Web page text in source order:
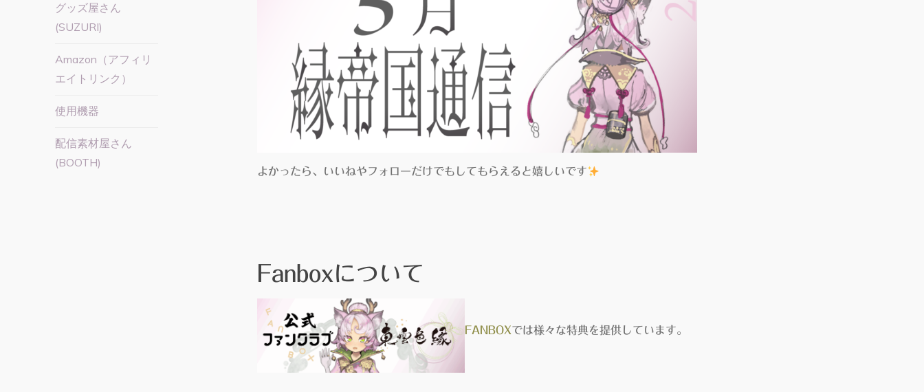
よかったら、いいねやフォローだけでもしてもらえると嬉しいです
Fanboxについて
FANBOXでは様々な特典を提供しています。
グッズ屋さん
(SUZURI)
Amazon（アフィリ
エイトリンク）
使用機器
配信素材屋さん
(BOOTH)